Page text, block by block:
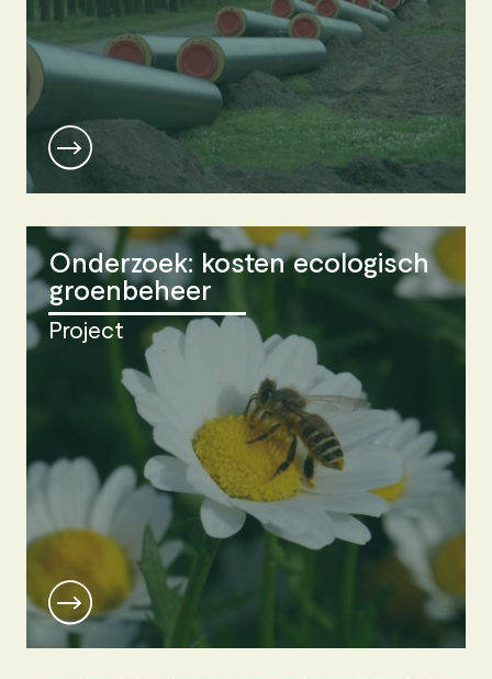
Onderzoek: kosten ecologisch
groenbeheer
Project